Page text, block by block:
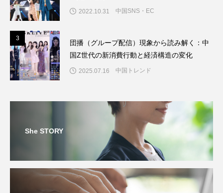
2022.10.31 中国SNS・EC
3
団播（グループ配信）現象から読み解く：中
国Z世代の新消費行動と経済構造の変化
2025.07.16 中国トレンド
She STORY